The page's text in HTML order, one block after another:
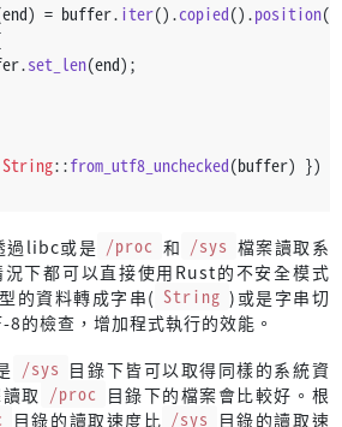
= buffer. iter().copied().position
set_len(end);
String::from_utf8_unchecked(buffer) })
過libc或是 /proc 和 /sys 檔案讀取系
下都可以直接使用Rust的不安全模式
的資料轉成字串( String )或是字串切
8的檢查，增加程式執行的效能。
/sys 目錄下皆可以取得同樣的系統資
取 /proc 目錄下的檔案會比較好。根
目錄的讀取速度比 /sys 目錄的讀取速